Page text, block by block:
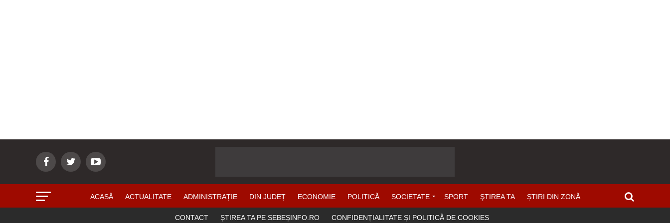
ACASĂ ACTUALITATE ADMINISTRAȚIE DIN JUDEȚ ECONOMIE POLITICĂ SOCIETATE SPORT ŞTIREA TA ȘTIRI DIN ZONĂ
CONTACT ȘTIREA TA PE SEBEȘINFO.RO CONFIDENȚIALITATE ȘI POLITICĂ DE COOKIES